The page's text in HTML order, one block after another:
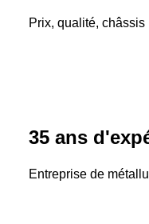
Prix, qualité, châssis
35 ans
Entreprise de